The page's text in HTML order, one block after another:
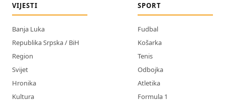
VIJESTI
Banja Luka
Republika Srpska / BiH
Region
Svijet
Hronika
Kultura
SPORT
Fudbal
Košarka
Tenis
Odbojka
Atletika
Formula 1